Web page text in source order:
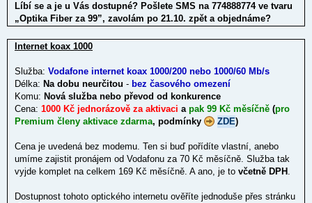
Líbí se a je u Vás dostupné? Pošlete SMS na 774888774 ve tvaru
„Optika Fiber za 99”, zavolám po 21.10. zpět a objednáme?
Internet koax 1000
Služba: Vodafone internet koax 1000/200 nebo 1000/60 Mb/s
Délka: Na dobu neurčitou - bez časového omezení
Komu: Nová služba nebo převod od konkurence
Cena: 1000 Kč jednorázově za aktivaci a pak 99 Kč měsíčně (pro
Premium členy aktivace zdarma, podmínky ZDE)
Cena je uvedená bez modemu. Ten si buď pořídíte vlastní, anebo
umíme zajistit pronájem od Vodafonu za 70 Kč měsíčně. Služba tak
vyjde komplet na celkem 169 Kč měsíčně. A ano, je to včetně DPH .
Dostupnost tohoto optického internetu ověříte jednoduše přes stránku